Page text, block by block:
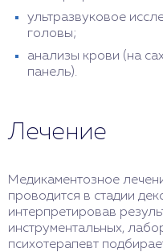
ультразвуковое
головы;
анализы крови (на
панель).
Лечение
Медикаментозное
проводится в стадии
интерпретировав
инструментальных,
психотерапевт